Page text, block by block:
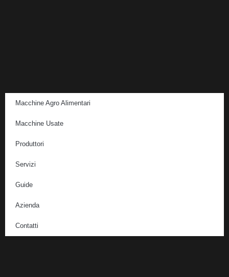
Macchine Agro Alimentari
Macchine Usate
Produttori
Servizi
Guide
Azienda
Contatti